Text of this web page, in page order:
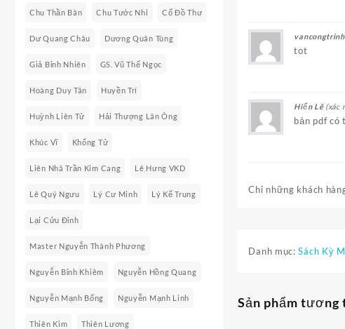
Chu Thần Bân Chu Tước Nhi Cổ Đồ Thư
Dư Quang Châu Dương Quân Tùng
Giả Bỉnh Nhiên GS. Vũ Thế Ngọc
Hoàng Duy Tân Huyền Trí
Huỳnh Liên Tử Hải Thượng Lãn Ông
Khúc Vĩ Khổng Tử
Liên Nhã Trần Kim Cang Lê Hưng VKD
Lê Quý Ngưu Lý Cư Minh Lý Kế Trung
Lại Cửu Đỉnh
Master Nguyễn Thành Phương
Nguyễn Bỉnh Khiêm Nguyễn Hồng Quang
Nguyễn Mạnh Bổng Nguyễn Mạnh Linh
Thiên Kim Thiên Lương
vancongtrinh
tot
Hiển Lê (xác
bản pdf
Chỉ những khách
Danh mục:Sách Kỳ
Sản phẩm tương